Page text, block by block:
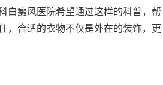
白癜风医院希望通过这样的科普，帮
，合适的衣物不仅是外在的装饰，更